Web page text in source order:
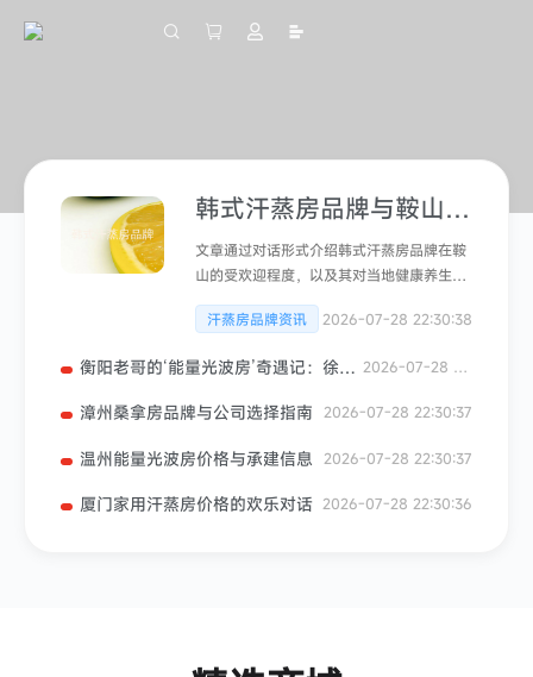
韩式汗蒸房品牌与鞍山的邂逅
文章通过对话形式介绍韩式汗蒸房品牌在鞍
山的受欢迎程度，以及其对当地健康养生文
化的积极影响。
汗蒸房品牌资讯
2026-07-28 22:30:38
衡阳老哥的‘能量光波房’奇遇记：徐州竟有这好东西？ 2026-07-28 22:30:38
漳州桑拿房品牌与公司选择指南 2026-07-28 22:30:37
温州能量光波房价格与承建信息 2026-07-28 22:30:37
厦门家用汗蒸房价格的欢乐对话 2026-07-28 22:30:36